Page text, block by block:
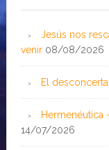
Jesús nos
venir 08/08/2026
El
Hermenéutica
14/07/2026